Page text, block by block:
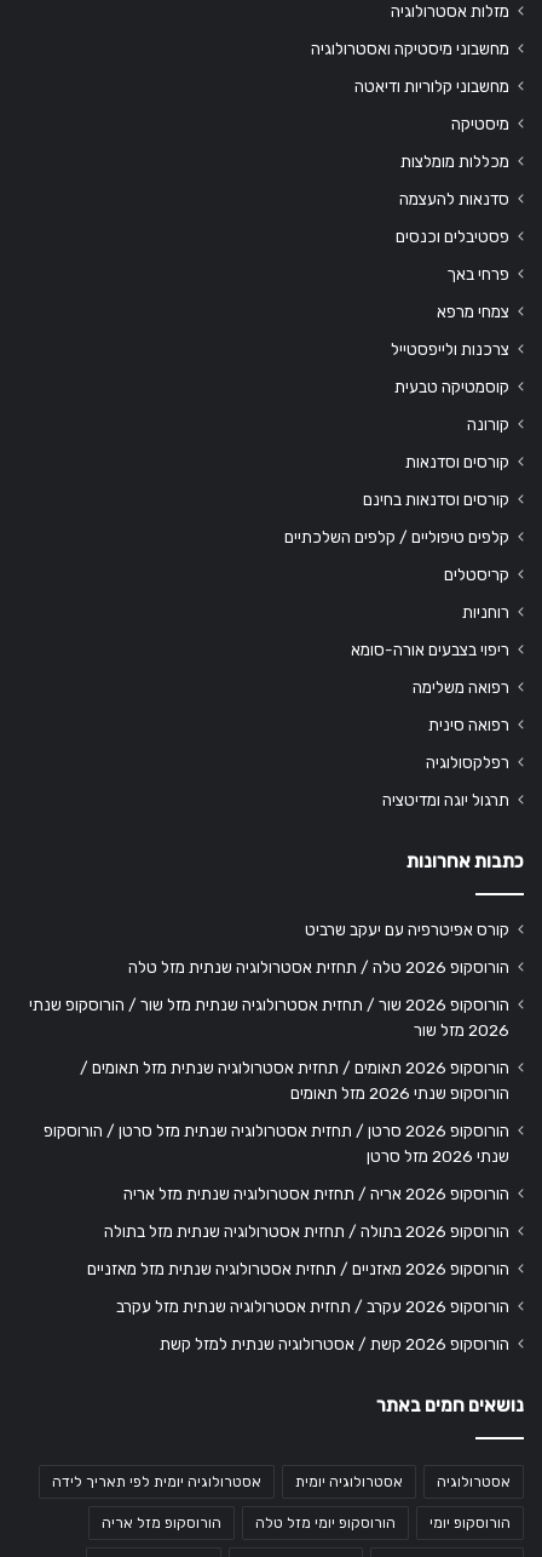
מזלות אסטרולוגיה
מחשבוני מיסטיקה ואסטרולוגיה
מחשבוני קלוריות ודיאטה
מיסטיקה
מכללות מומלצות
סדנאות להעצמה
פסטיבלים וכנסים
פרחי באך
צמחי מרפא
צרכנות ולייפסטייל
קוסמטיקה טבעית
קורונה
קורסים וסדנאות
קורסים וסדנאות בחינם
קלפים טיפוליים / קלפים השלכתיים
קריסטלים
רוחניות
ריפוי בצבעים אורה-סומא
רפואה משלימה
רפואה סינית
רפלקסולוגיה
תרגול יוגה ומדיטציה
כתבות אחרונות
קורס אפיטרפיה עם יעקב שרביט
הורוסקופ 2026 טלה / תחזית אסטרולוגיה שנתית מזל טלה
הורוסקופ 2026 שור / תחזית אסטרולוגיה שנתית מזל שור / הורוסקופ שנתי
2026 מזל שור
הורוסקופ 2026 תאומים / תחזית אסטרולוגיה שנתית מזל תאומים /
הורוסקופ שנתי 2026 מזל תאומים
הורוסקופ 2026 סרטן / תחזית אסטרולוגיה שנתית מזל סרטן / הורוסקופ
שנתי 2026 מזל סרטן
הורוסקופ 2026 אריה / תחזית אסטרולוגיה שנתית מזל אריה
הורוסקופ 2026 בתולה / תחזית אסטרולוגיה שנתית מזל בתולה
הורוסקופ 2026 מאזניים / תחזית אסטרולוגיה שנתית מזל מאזניים
הורוסקופ 2026 עקרב / תחזית אסטרולוגיה שנתית מזל עקרב
הורוסקופ 2026 קשת / אסטרולוגיה שנתית למזל קשת
נושאים חמים באתר
אסטרולוגיה אסטרולוגיה יומית אסטרולוגיה יומית לפי תאריך לידה
הורוסקופ יומי הורוסקופ יומי מזל טלה הורוסקופ מזל אריה